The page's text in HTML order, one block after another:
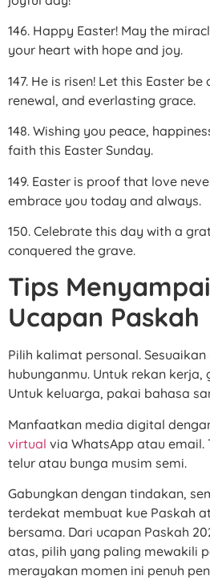
146. Happy Easter! May the
your heart with hope and joy.
147. He is risen! Let this Easter
renewal, and everlasting grace.
148. Wishing you peace,
faith this Easter Sunday.
149. Easter is proof that love
embrace you today and always.
150. Celebrate this day with a
conquered the grave.
Tips
Ucapan Paskah
Pilih kalimat personal.
hubunganmu. Untuk rekan
Untuk keluarga, pakai bahasa
Manfaatkan media digital
virtual via WhatsApp atau email.
telur atau bunga musim semi.
Gabungkan dengan tindakan,
terdekat membuat kue Paskah
bersama. Dari ucapan Paskah
atas, pilih yang paling mewakili
merayakan momen ini penuh